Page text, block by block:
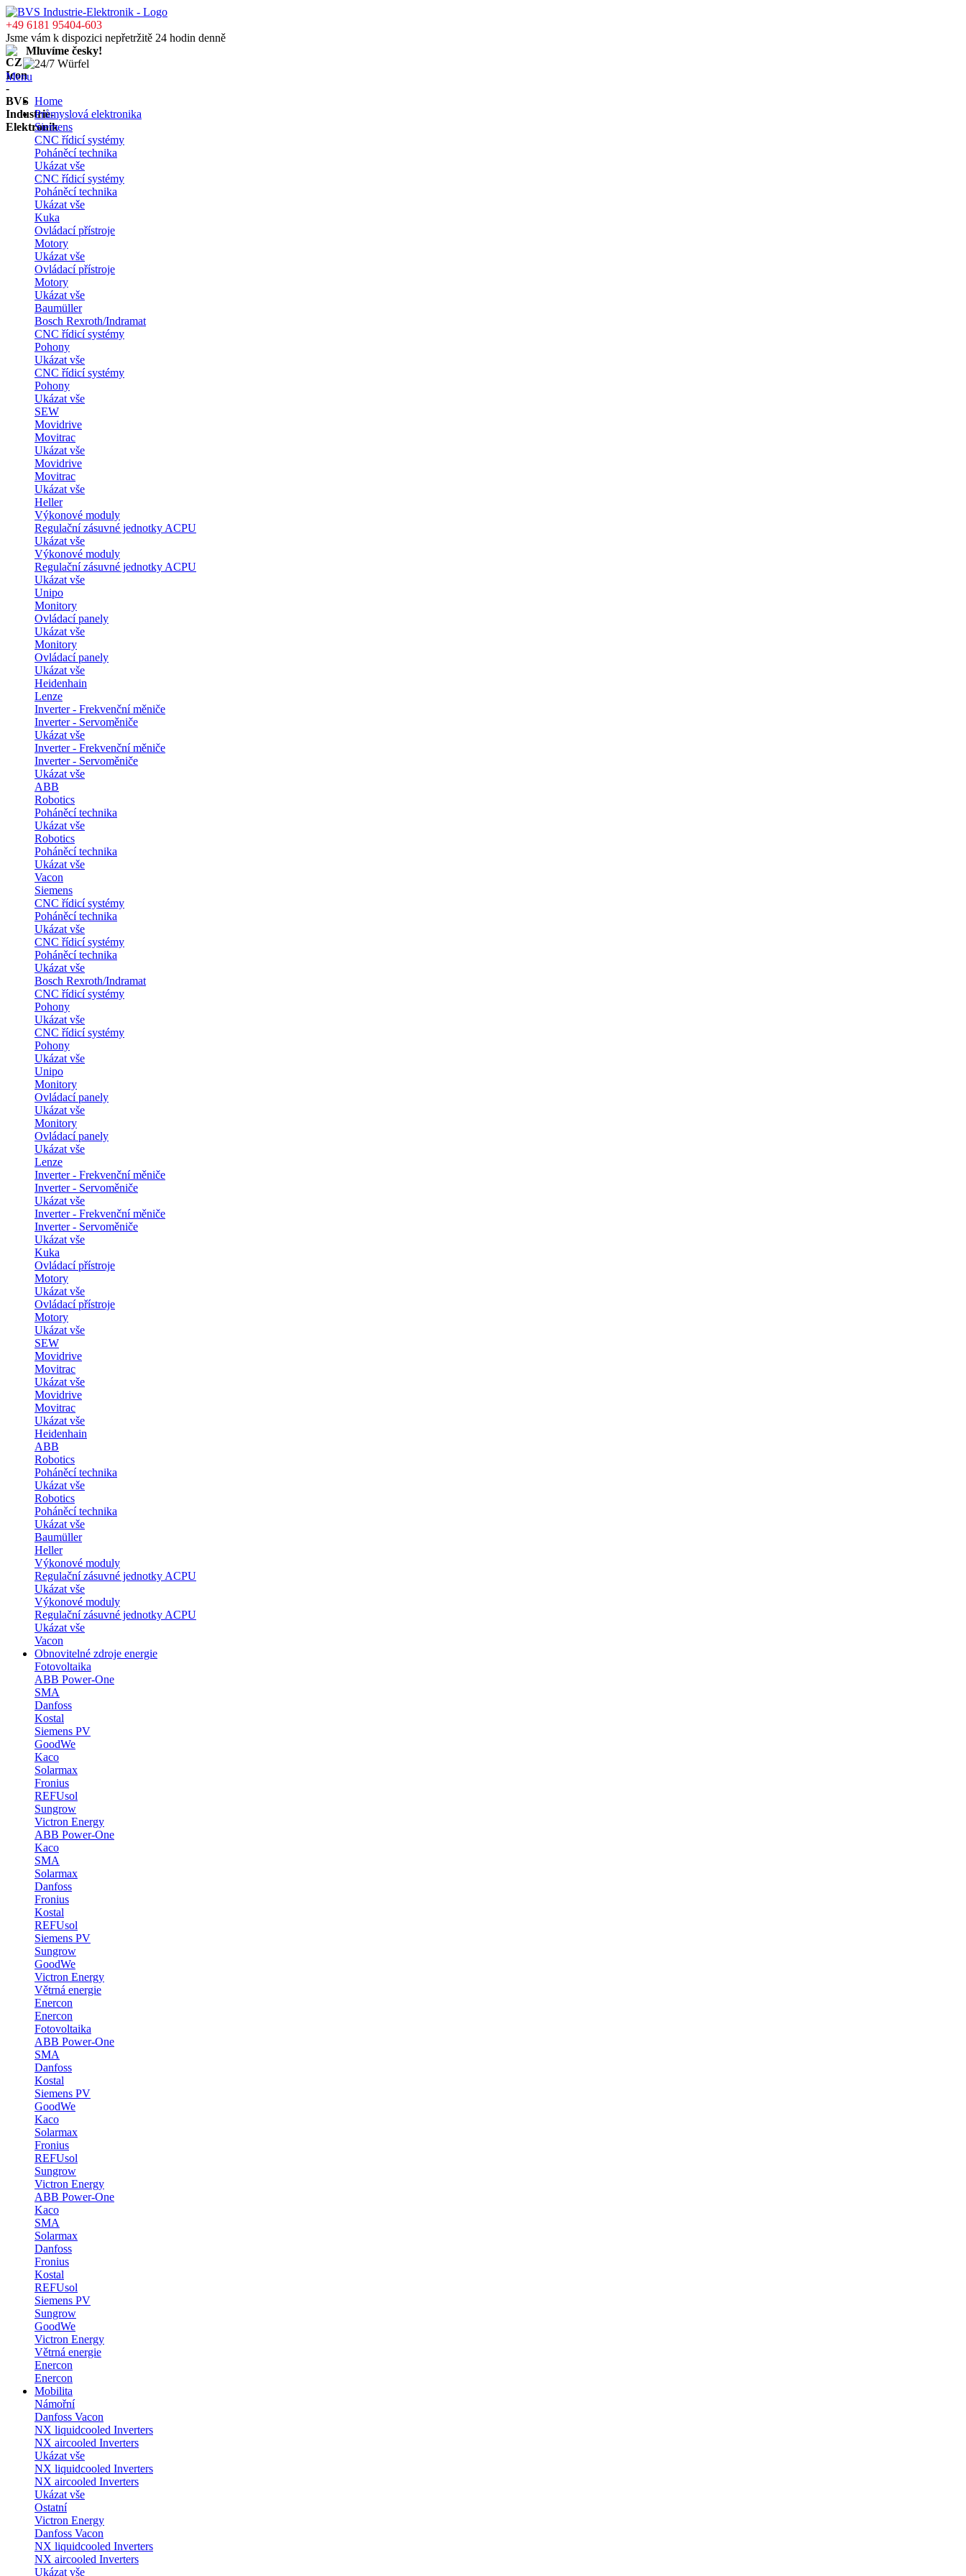
+49 6181 95404-603
Jsme vám k dispozici nepřetržitě 24 hodin denně
Mluvíme česky!
Menu
Home
Průmyslová elektronika
Siemens
CNC řídicí systémy
Poháněcí technika
Ukázat vše
CNC řídicí systémy
Poháněcí technika
Ukázat vše
Kuka
Ovládací přístroje
Motory
Ukázat vše
Ovládací přístroje
Motory
Ukázat vše
Baumüller
Bosch Rexroth/Indramat
CNC řídicí systémy
Pohony
Ukázat vše
CNC řídicí systémy
Pohony
Ukázat vše
SEW
Movidrive
Movitrac
Ukázat vše
Movidrive
Movitrac
Ukázat vše
Heller
Výkonové moduly
Regulační zásuvné jednotky ACPU
Ukázat vše
Výkonové moduly
Regulační zásuvné jednotky ACPU
Ukázat vše
Unipo
Monitory
Ovládací panely
Ukázat vše
Monitory
Ovládací panely
Ukázat vše
Heidenhain
Lenze
Inverter - Frekvenční měniče
Inverter - Servoměniče
Ukázat vše
Inverter - Frekvenční měniče
Inverter - Servoměniče
Ukázat vše
ABB
Robotics
Poháněcí technika
Ukázat vše
Robotics
Poháněcí technika
Ukázat vše
Vacon
Siemens
CNC řídicí systémy
Poháněcí technika
Ukázat vše
CNC řídicí systémy
Poháněcí technika
Ukázat vše
Bosch Rexroth/Indramat
CNC řídicí systémy
Pohony
Ukázat vše
CNC řídicí systémy
Pohony
Ukázat vše
Unipo
Monitory
Ovládací panely
Ukázat vše
Monitory
Ovládací panely
Ukázat vše
Lenze
Inverter - Frekvenční měniče
Inverter - Servoměniče
Ukázat vše
Inverter - Frekvenční měniče
Inverter - Servoměniče
Ukázat vše
Kuka
Ovládací přístroje
Motory
Ukázat vše
Ovládací přístroje
Motory
Ukázat vše
SEW
Movidrive
Movitrac
Ukázat vše
Movidrive
Movitrac
Ukázat vše
Heidenhain
ABB
Robotics
Poháněcí technika
Ukázat vše
Robotics
Poháněcí technika
Ukázat vše
Baumüller
Heller
Výkonové moduly
Regulační zásuvné jednotky ACPU
Ukázat vše
Výkonové moduly
Regulační zásuvné jednotky ACPU
Ukázat vše
Vacon
Obnovitelné zdroje energie
Fotovoltaika
ABB Power-One
SMA
Danfoss
Kostal
Siemens PV
GoodWe
Kaco
Solarmax
Fronius
REFUsol
Sungrow
Victron Energy
ABB Power-One
Kaco
SMA
Solarmax
Danfoss
Fronius
Kostal
REFUsol
Siemens PV
Sungrow
GoodWe
Victron Energy
Větrná energie
Enercon
Enercon
Fotovoltaika
ABB Power-One
SMA
Danfoss
Kostal
Siemens PV
GoodWe
Kaco
Solarmax
Fronius
REFUsol
Sungrow
Victron Energy
ABB Power-One
Kaco
SMA
Solarmax
Danfoss
Fronius
Kostal
REFUsol
Siemens PV
Sungrow
GoodWe
Victron Energy
Větrná energie
Enercon
Enercon
Mobilita
Námořní
Danfoss Vacon
NX liquidcooled Inverters
NX aircooled Inverters
Ukázat vše
NX liquidcooled Inverters
NX aircooled Inverters
Ukázat vše
Ostatní
Victron Energy
Danfoss Vacon
NX liquidcooled Inverters
NX aircooled Inverters
Ukázat vše